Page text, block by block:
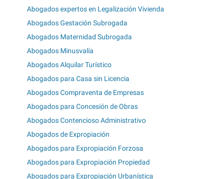
Abogados expertos en Legalización Vivienda
Abogados Gestación Subrogada
Abogados Maternidad Subrogada
Abogados Minusvalía
Abogados Alquilar Turístico
Abogados para Casa sin Licencia
Abogados Compraventa de Empresas
Abogados para Concesión de Obras
Abogados Contencioso Administrativo
Abogados de Expropiación
Abogados para Expropiación Forzosa
Abogados para Expropiación Propiedad
Abogados para Expropiación Urbanística